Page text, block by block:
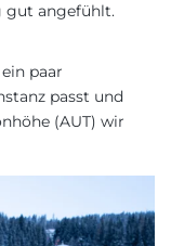
gut angefühlt.
paar
passt und
(AUT) wir